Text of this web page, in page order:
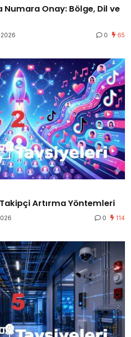
Onay: Bölge, Dil ve
0 65
Artırma Yöntemleri
0 114